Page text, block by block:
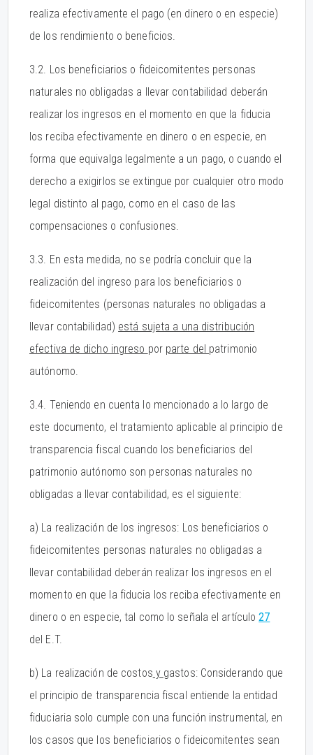
realiza efectivamente el pago (en dinero o en especie)
de los rendimiento o beneficios.
3.2. Los beneficiarios o fideicomitentes personas
naturales no obligadas a llevar contabilidad deberán
realizar los ingresos en el momento en que la fiducia
los reciba efectivamente en dinero o en especie, en
forma que equivalga legalmente a un pago, o cuando el
derecho a exigirlos se extingue por cualquier otro modo
legal distinto al pago, como en el caso de las
compensaciones o confusiones.
3.3. En esta medida, no se podría concluir que la
realización del ingreso para los beneficiarios o
fideicomitentes (personas naturales no obligadas a
llevar contabilidad) está sujeta a una distribución
efectiva de dicho ingreso por parte del patrimonio
autónomo.
3.4. Teniendo en cuenta lo mencionado a lo largo de
este documento, el tratamiento aplicable al principio de
transparencia fiscal cuando los beneficiarios del
patrimonio autónomo son personas naturales no
obligadas a llevar contabilidad, es el siguiente:
a) La realización de los ingresos: Los beneficiarios o
fideicomitentes personas naturales no obligadas a
llevar contabilidad deberán realizar los ingresos en el
momento en que la fiducia los reciba efectivamente en
dinero o en especie, tal como lo señala el artículo27
del E.T.
b) La realización de costos y gastos: Considerando que
el principio de transparencia fiscal entiende la entidad
fiduciaria solo cumple con una función instrumental, en
los casos que los beneficiarios o fideicomitentes sean